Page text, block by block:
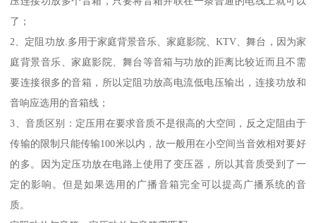
了；
2、定阻功放.多用于家庭背景音乐、家庭影院、KTV、舞台，因为家
庭背景音乐、家庭影院、舞台等音箱与功放的距离比较近而且不需
要连接很多的音箱，所以定阻功放高电流低电压输出，连接功放和
音响应选用的音箱线；
3、音质区别：定压用在要求音质不是很高的大空间，反之定阻由于
传输的限制只能传输100米以内，故一般用在小空间当音效相对要好
的多。因为定压功放在电路上使用了变压器，所以其音质受到了一
定的影响。但是如果选用的广播音箱完全可以提高广播系统的音
质。